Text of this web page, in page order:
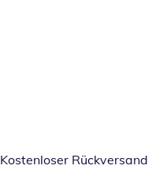
Kostenloser Rückversand